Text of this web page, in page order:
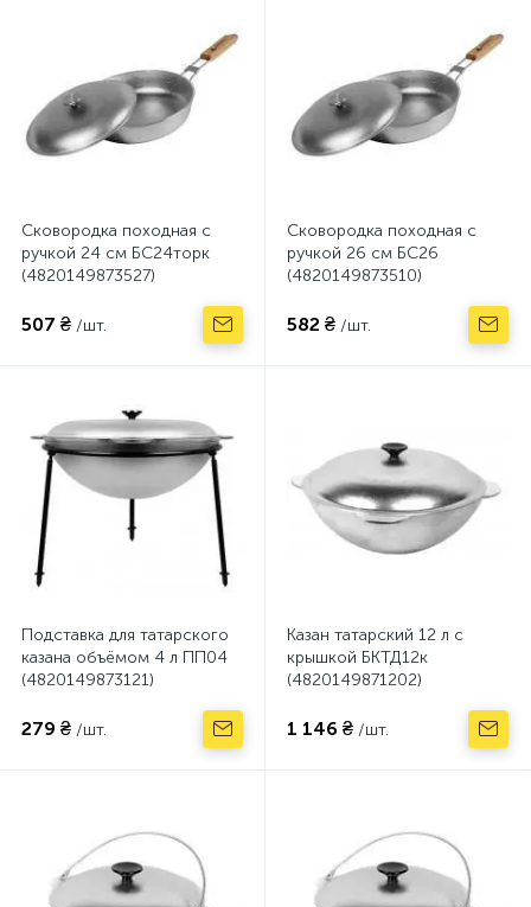
Сковородка походная с
ручкой 24 см БС24торк
(4820149873527)
507 ₴ /шт.
Сковородка походная с
ручкой 26 см БС26
(4820149873510)
582 ₴ /шт.
Подставка для татарского
казана объёмом 4 л ПП04
(4820149873121)
279 ₴ /шт.
Казан татарский 12 л с
крышкой БКТД12к
(4820149871202)
1 146 ₴ /шт.